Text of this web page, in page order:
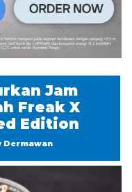
Jam
Freak X
Edition
Dermawan